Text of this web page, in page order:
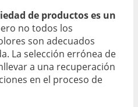
de productos es un
no todos los
son adecuados
La selección errónea de
a una recuperación
en el proceso de